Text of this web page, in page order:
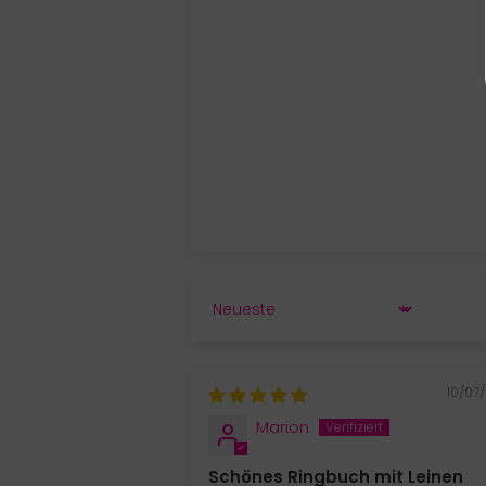
SORT BY
10/
Marion
Schönes Ringbuch mit Leinen